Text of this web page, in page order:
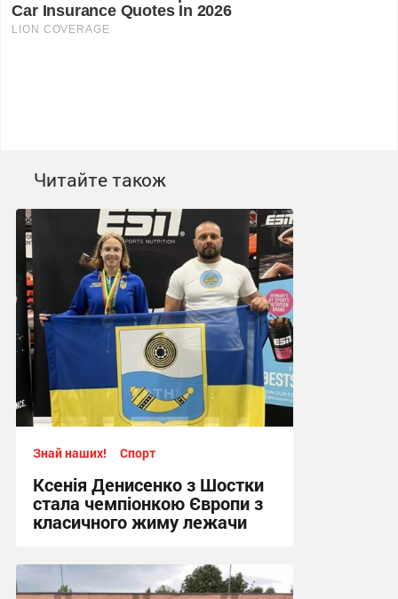
Читайте також
Знай наших! Спорт
Ксенія Денисенко з Шостки
стала чемпіонкою Європи з
класичного жиму лежачи
17:09, 4.08.2026